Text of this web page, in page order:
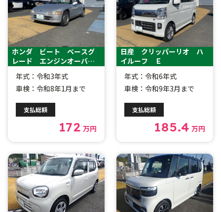
ホンダ ビート ベースグ
レード エンジンオーバー
年式：令和3年式
車検：令和8年1月まで
支払総額
172 万円
日産 クリッパーリオ ハ
イルーフ Ｅ
年式：令和6年式
車検：令和9年3月まで
支払総額
185.4 万円